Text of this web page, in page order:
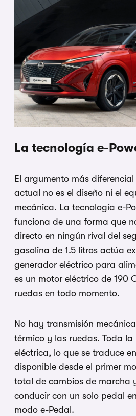
La tecnología e-
El argumento más
actual no es el diseño ni el
mecánica. La tecnología e-
funciona de una forma que
directo en ningún rival del
gasolina de 1.5 litros actúa
generador eléctrico para
es un motor eléctrico de 190
ruedas en todo momento.
No hay transmisión
térmico y las ruedas. Toda la
eléctrica, lo que se traduce
disponible desde el primer
total de cambios de marcha
conducir con un solo pedal
modo e-Pedal.